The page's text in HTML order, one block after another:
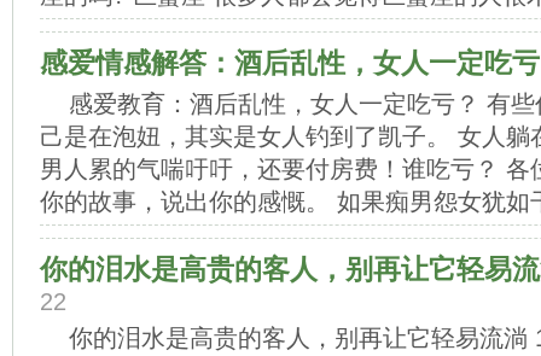
感爱情感解答：酒后乱性，女人一定吃亏
感爱教育：酒后乱性，女人一定吃亏？ 有
己是在泡妞，其实是女人钓到了凯子。 女人
男人累的气喘吁吁，还要付房费！谁吃亏？
你的故事，说出你的感慨。 如果痴男怨女犹如
你的泪水是高贵的客人，别再让它轻易
22
你的泪水是高贵的客人，别再让它轻易流淌